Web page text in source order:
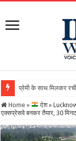
Home » देश »
एक्सप्रेसवे बनकर तैयार, 30